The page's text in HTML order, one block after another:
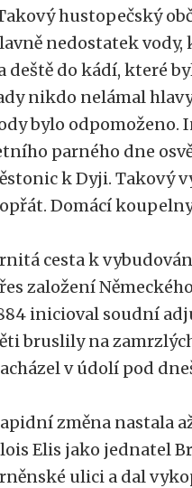
hustopečský
nedostatek vody,
deště do kádí, které
nikdo nelámal
bylo odpomoženo.
parného dne
k Dyji. Takový
Domácí
cesta k
založení
inicioval soudní
bruslily na
v údolí pod
změna nastala
Elis jako jednatel
ulici a dal